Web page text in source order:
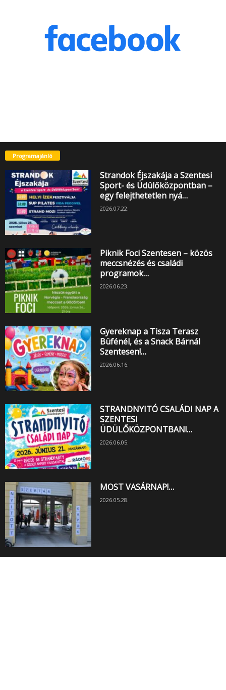
Programajánló
Strandok Éjszakája a Szentesi
Sport- és Üdülőközpontban –
egy felejthetetlen nyá…
2026.07.22.
Piknik Foci Szentesen – közös
meccsnézés és családi
programok…
2026.06.23.
Gyereknap a Tisza Terasz
Büfénél, és a Snack Bárnál
Szentesen!…
2026.06.16.
STRANDNYITÓ CSALÁDI NAP A
SZENTESI
ÜDÜLŐKÖZPONTBAN!…
2026.06.05.
MOST VASÁRNAP!…
2026.05.28.